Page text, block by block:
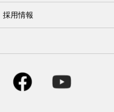
採用情報